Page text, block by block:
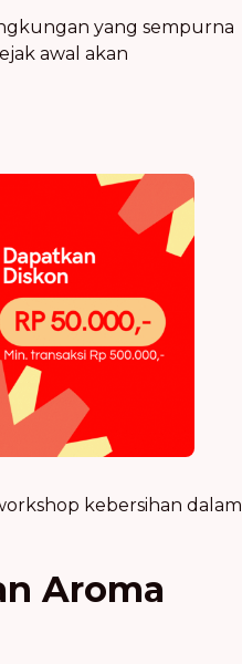
yang sempurna
awal akan
kebersihan dalam
Aroma